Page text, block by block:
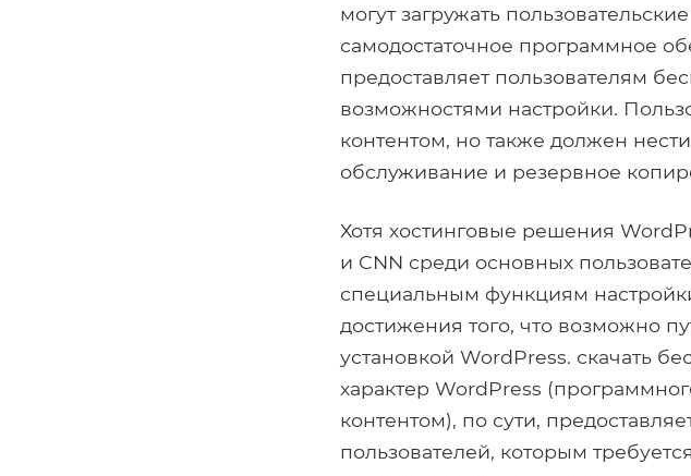
могут загружать
самодостаточное программное
предоставляет пользователям
возможностями настройки.
контентом, но также должен
обслуживание и резервное
Хотя хостинговые решения
и CNN среди основных
специальным функциям
достижения того, что возможно
установкой WordPress. скачать
характер WordPress
контентом), по сути,
пользователей, которым